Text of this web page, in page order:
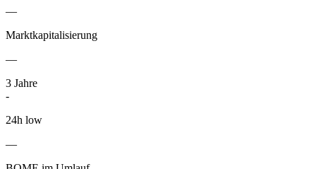
—
Marktkapitalisierung
—
3 Jahre
-
24h low
—